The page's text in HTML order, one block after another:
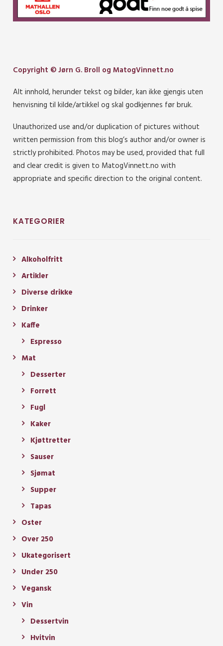
Copyright © Jørn G. Broll og MatogVinnett.no
Alt innhold, herunder tekst og bilder, kan ikke gjengis uten
henvisning til kilde/artikkel og skal godkjennes før bruk.
Unauthorized use and/or duplication of pictures without
written permission from this blog’s author and/or owner is
strictly prohibited. Photos may be used, provided that full
and clear credit is given to MatogVinnett.no with
appropriate and specific direction to the original content.
KATEGORIER
Alkoholfritt
Artikler
Diverse drikke
Drinker
Kaffe
Espresso
Mat
Desserter
Forrett
Fugl
Kaker
Kjøttretter
Sauser
Sjømat
Supper
Tapas
Oster
Over 250
Ukategorisert
Under 250
Vegansk
Vin
Dessertvin
Hvitvin